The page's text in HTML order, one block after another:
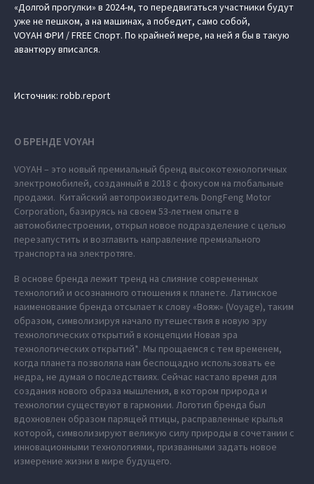
«Долгой прогулки» в 2024-м, то передвигаться участники будут
уже не пешком, а на машинах, а победит, само собой,
VOYAH ФРИ / FREE Спорт. По крайней мере, на ней я бы в такую
авантюру вписался.
Источник: robb.report
О БРЕНДЕ VOYAH
VOYAH – это новый премиальный бренд высокотехнологичных
электромобилей, созданный в 2018 с фокусом на глобальные
продажи. Китайский автопроизводитель DongFeng Motor
Corporation, базируясь на своем 53-летнем опыте в
автомобилестроении, открыл новое подразделение с целью
перезапустить и возглавить направление премиального
транспорта на электротяге.
В основе бренда лежит тренд на слияние современных
технологий и осознанного отношения к планете. Латинское
наименование бренда отсылает к слову «Вояж» (Voyage), таким
образом, символизируя начало путешествия в новую эру
технологических открытий в концепции Новая эра
технологических открытий*. Мы прощаемся с тем временем,
когда планета позволяла нам беспощадно использовать ее
недра, не думая о последствиях. Сейчас настало время для
создания нового образа мышления, в котором природа и
технологии существуют в гармонии. Логотип бренда был
вдохновлен образом парящей птицы, расправленные крылья
которой, символизируют великую силу природы в сочетании с
инновационными технологиями, призванными задать новое
измерение жизни в мире будущего.